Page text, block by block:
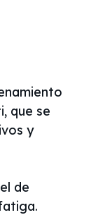
que se
y
de